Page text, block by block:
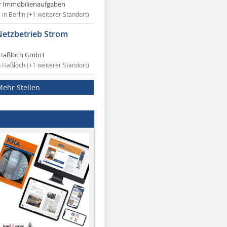
Immobilienaufgaben
in Berlin (+1 weiterer Standort)
Strom
GmbH
Haßloch (+1 weiterer Standort)
Stellen